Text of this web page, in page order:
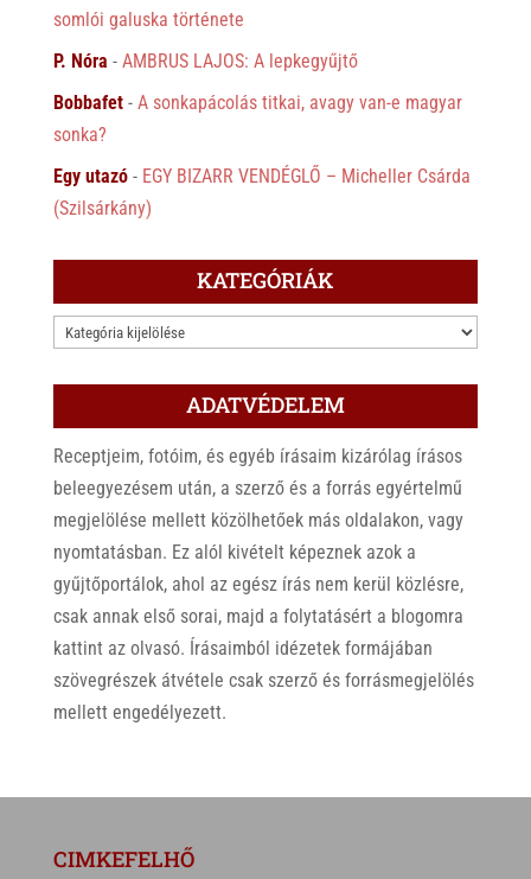
somlói galuska története
P. Nóra - AMBRUS LAJOS: A lepkegyűjtő
Bobbafet- A sonkapácolás titkai, avagy van-e magyar
sonka?
Egy utazó- EGY BIZARR VENDÉGLŐ – Micheller Csárda
(Szilsárkány)
KATEGÓRIÁK
KATEGÓRIÁK
ADATVÉDELEM
Receptjeim, fotóim, és egyéb írásaim kizárólag írásos
beleegyezésem után, a szerző és a forrás egyértelmű
megjelölése mellett közölhetőek más oldalakon, vagy
nyomtatásban. Ez alól kivételt képeznek azok a
gyűjtőportálok, ahol az egész írás nem kerül közlésre,
csak annak első sorai, majd a folytatásért a blogomra
kattint az olvasó. Írásaimból idézetek formájában
szövegrészek átvétele csak szerző és forrásmegjelölés
mellett engedélyezett.
CIMKEFELHŐ